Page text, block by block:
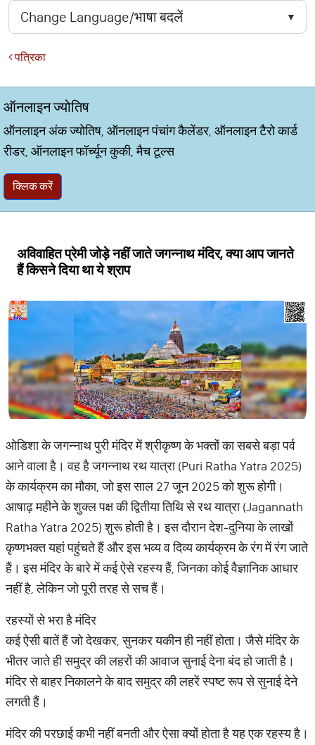
पत्रिका
ऑनलाइन ज्योतिष
ऑनलाइन अंक ज्योतिष, ऑनलाइन पंचांग कैलेंडर, ऑनलाइन टैरो कार्ड
रीडर, ऑनलाइन फॉर्च्यून कुकी, मैच टूल्स
क्लिक करें
अविवाहित प्रेमी जोड़े नहीं जाते जगन्नाथ मंदिर, क्या आप जानते
हैं किसने दिया था ये श्राप
ओडिशा के जगन्नाथ पुरी मंदिर में श्रीकृष्ण के भक्तों का सबसे बड़ा पर्व
आने वाला है। वह है जगन्नाथ रथ यात्रा (Puri Ratha Yatra 2025)
के कार्यक्रम का मौका, जो इस साल 27 जून 2025 को शुरू होगी।
आषाढ़ महीने के शुक्ल पक्ष की द्वितीया तिथि से रथ यात्रा (Jagannath
Ratha Yatra 2025) शुरू होती है। इस दौरान देश-दुनिया के लाखों
कृष्णभक्त यहां पहुंचते हैं और इस भव्य व दिव्य कार्यक्रम के रंग में रंग जाते
हैं। इस मंदिर के बारे में कई ऐसे रहस्य हैं, जिनका कोई वैज्ञानिक आधार
नहीं है, लेकिन जो पूरी तरह से सच हैं।
रहस्यों से भरा है मंदिर
कई ऐसी बातें हैं जो देखकर, सुनकर यकीन ही नहीं होता। जैसे मंदिर के
भीतर जाते ही समुद्र की लहरों की आवाज सुनाई देना बंद हो जाती है।
मंदिर से बाहर निकालने के बाद समुद्र की लहरें स्पष्ट रूप से सुनाई देने
लगती हैं।
मंदिर की परछाई कभी नहीं बनती और ऐसा क्यों होता है यह एक रहस्य है।